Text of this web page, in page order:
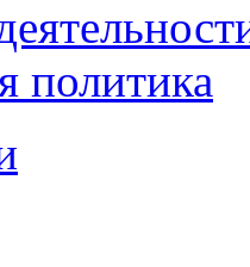
политика